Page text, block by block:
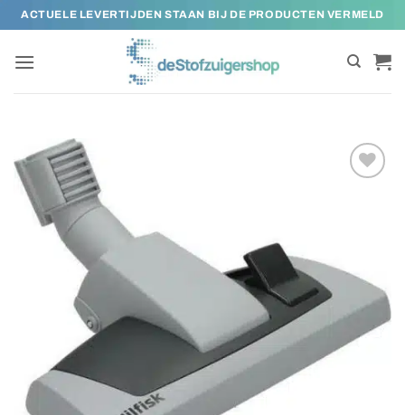
naar
inhoud
ACTUELE LEVERTIJDEN STAAN BIJ DE PRODUCTEN VERMELD